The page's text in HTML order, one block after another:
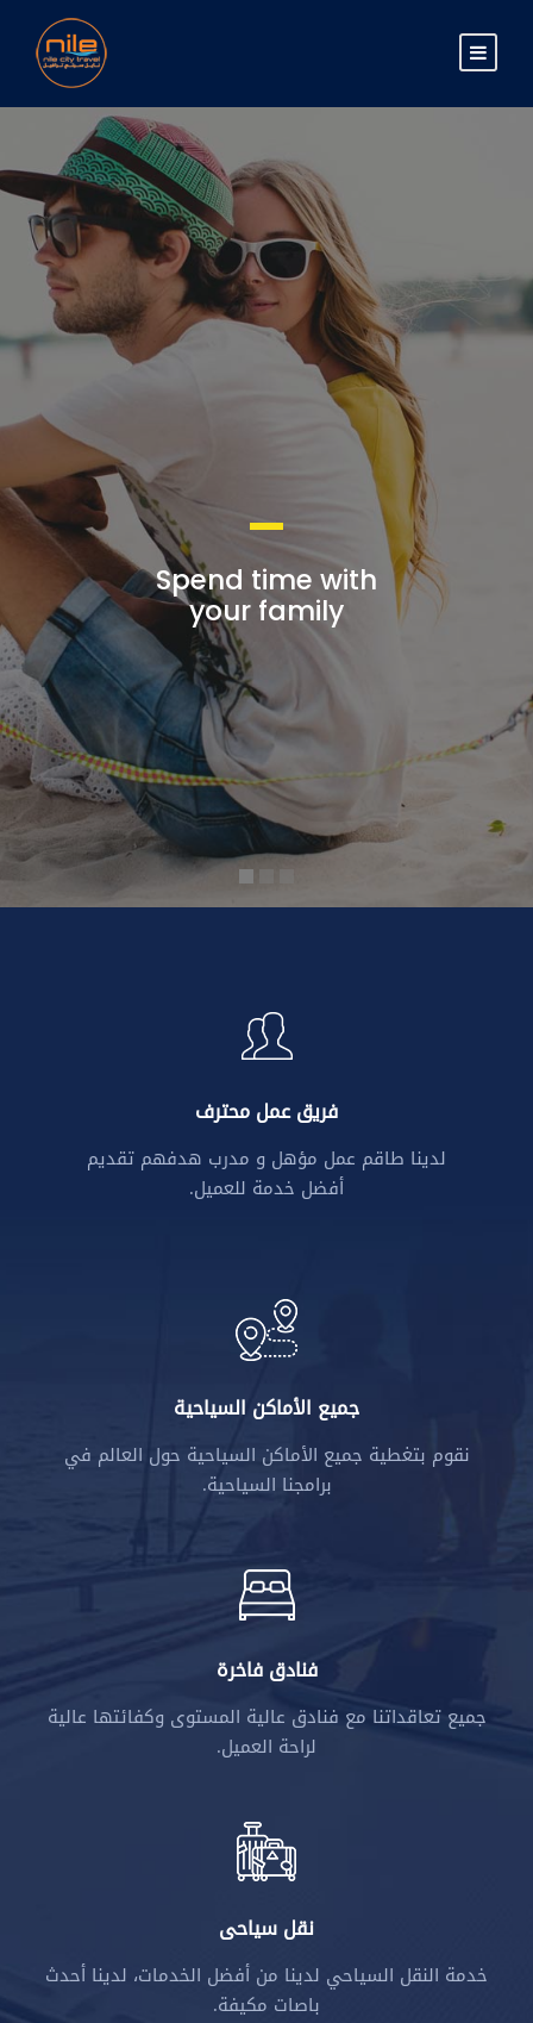
Spend time with
your family
فريق عمل محترف
لدينا طاقم عمل مؤهل و مدرب هدفهم تقديم
أفضل خدمة للعميل.
جميع الأماكن السياحية
نقوم بتغطية جميع الأماكن السياحية حول العالم في
برامجنا السياحية.
فنادق فاخرة
جميع تعاقداتنا مع فنادق عالية المستوى وكفائتها عالية
لراحة العميل.
نقل سياحى
خدمة النقل السياحي لدينا من أفضل الخدمات، لدينا أحدث
باصات مكيفة.